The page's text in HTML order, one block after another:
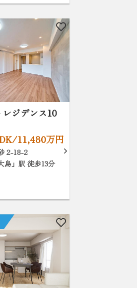
ジデンス10
11,480万円
2-18-2
島」駅 徒歩13分